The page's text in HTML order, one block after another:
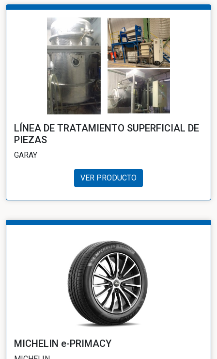
LÍNEA DE TRATAMIENTO SUPERFICIAL DE
PIEZAS
GARAY
VER PRODUCTO
MICHELIN e-PRIMACY